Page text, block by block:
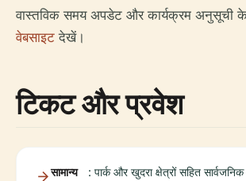
वास्तविक समय अपडेट और कार्यक्रम अनुसूची
वेबसाइट देखें।
टिकट और प्रवेश
सामान्य
: पार्क और खुदरा क्षेत्रों सहित